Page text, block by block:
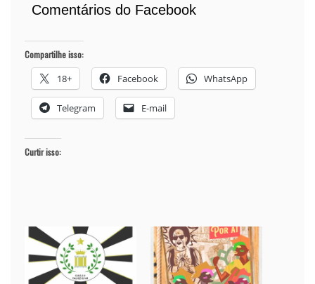
Comentários do Facebook
Compartilhe isso:
18+ Facebook WhatsApp
Telegram E-mail
Curtir isso: